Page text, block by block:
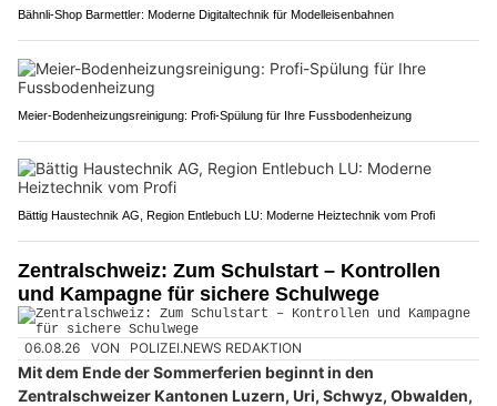
Bähnli-Shop Barmettler: Moderne Digitaltechnik für Modelleisenbahnen
Meier-Bodenheizungsreinigung: Profi-Spülung für Ihre Fussbodenheizung
Bättig Haustechnik AG, Region Entlebuch LU: Moderne Heiztechnik vom Profi
Zentralschweiz: Zum Schulstart – Kontrollen
und Kampagne für sichere Schulwege
06.08.26 VON POLIZEI.NEWS REDAKTION
Mit dem Ende der Sommerferien beginnt in den
Zentralschweizer Kantonen Luzern, Uri, Schwyz, Obwalden,